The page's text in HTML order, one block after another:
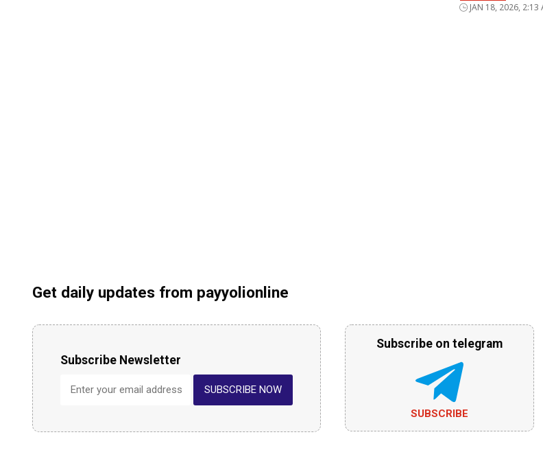
JAN 18, 2026,
Get daily updates from payyolionline
Subscribe Newsletter
SUBSCRIBE NOW
Subscribe on telegram
SUBSCRIBE